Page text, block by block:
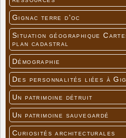
Gignac terre d'oc
Situation géographique
plan cadastral
Démographie
Des personnalités liées à
Un patrimoine détruit
Un patrimoine sauvegardé
Curiosités architecturales